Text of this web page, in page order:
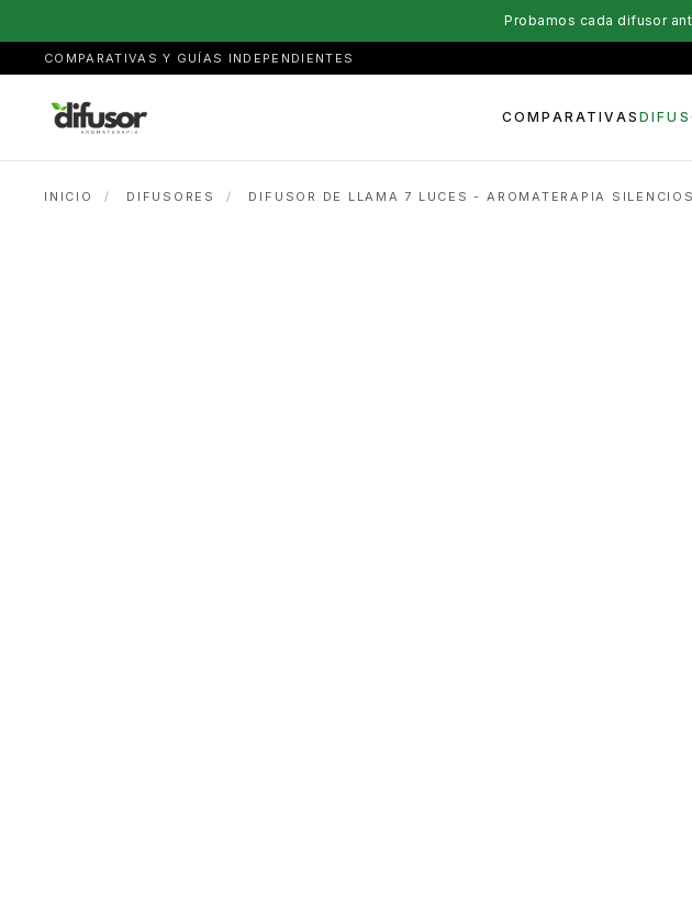
Probamos cada difusor
COMPARATIVAS Y GUÍAS INDEPENDIENTES
COMPARATIVAS
INICIO / DIFUSORES / DIFUSOR DE LLAMA 7 LUCES - AROMATERAPIA